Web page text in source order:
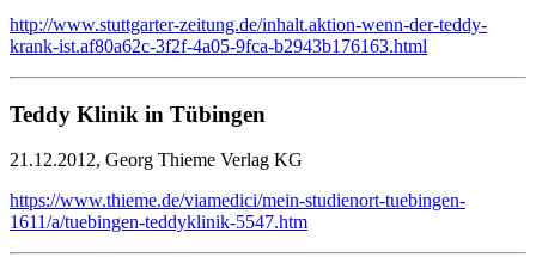
http://www.stuttgarter-zeitung.de/inhalt.aktion-wenn-der-teddy-
krank-ist.af80a62c-3f2f-4a05-9fca-b2943b176163.html
Teddy Klinik in Tübingen
21.12.2012, Georg Thieme Verlag KG
https://www.thieme.de/viamedici/mein-studienort-tuebingen-
1611/a/tuebingen-teddyklinik-5547.htm